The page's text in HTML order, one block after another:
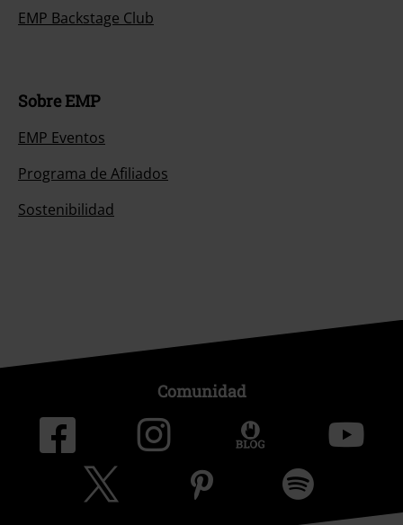
EMP Backstage Club
Sobre EMP
EMP Eventos
Programa de Afiliados
Sostenibilidad
Comunidad